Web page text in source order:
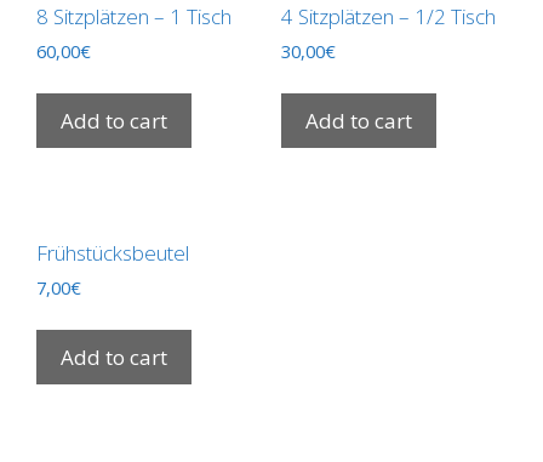
8 Sitzplätzen – 1 Tisch
60,00€
Add to cart
4 Sitzplätzen – 1/2 Tisch
30,00€
Add to cart
Frühstücksbeutel
7,00€
Add to cart